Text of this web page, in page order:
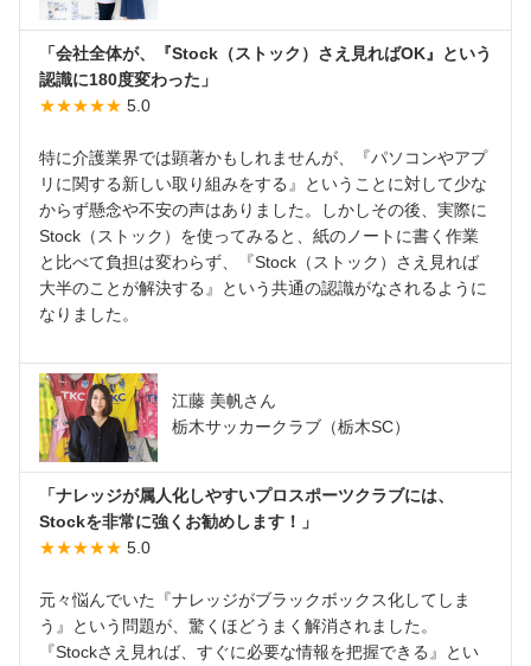
「会社全体が、『Stock（ストック）さえ見ればOK』という
認識に180度変わった」
★★★★★ 5.0
特に介護業界では顕著かもしれませんが、『パソコンやアプ
リに関する新しい取り組みをする』ということに対して少な
からず懸念や不安の声はありました。しかしその後、実際に
Stock（ストック）を使ってみると、紙のノートに書く作業
と比べて負担は変わらず、『Stock（ストック）さえ見れば
大半のことが解決する』という共通の認識がなされるように
なりました。
江藤 美帆さん
栃木サッカークラブ（栃木SC）
「ナレッジが属人化しやすいプロスポーツクラブには、
Stockを非常に強くお勧めします！」
★★★★★ 5.0
元々悩んでいた『ナレッジがブラックボックス化してしま
う』という問題が、驚くほどうまく解消されました。
『Stockさえ見れば、すぐに必要な情報を把握できる』とい